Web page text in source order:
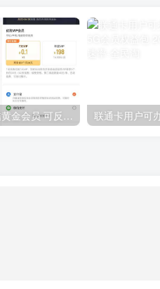
0.1元开7天优酷黄金会员 可反复开通需要关闭自动续费